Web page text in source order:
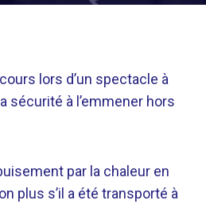
lors d’un spectacle à
sécurité à l’emmener hors
par la chaleur en
plus s’il a été transporté à